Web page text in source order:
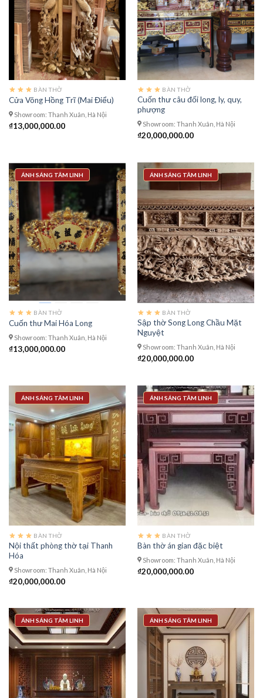
BÀN THỜ
Cửa Võng Hồng Trĩ (Mai Điểu)
Showroom: Thanh Xuân, Hà Nội
₫13,000,000.00
BÀN THỜ
Cuốn thư câu đối long, ly, quy,
phượng
Showroom: Thanh Xuân, Hà Nội
₫20,000,000.00
ÁNH SÁNG TÂM LINH
BÀN THỜ
Cuốn thư Mai Hóa Long
Showroom: Thanh Xuân, Hà Nội
₫13,000,000.00
ÁNH SÁNG TÂM LINH
BÀN THỜ
Sập thờ Song Long Chầu Mặt
Nguyệt
Showroom: Thanh Xuân, Hà Nội
₫20,000,000.00
ÁNH SÁNG TÂM LINH
BÀN THỜ
Nội thất phòng thờ tại Thanh
Hóa
Showroom: Thanh Xuân, Hà Nội
₫20,000,000.00
ÁNH SÁNG TÂM LINH
BÀN THỜ
Bàn thờ án gian đặc biệt
Showroom: Thanh Xuân, Hà Nội
₫20,000,000.00
ÁNH SÁNG TÂM LINH ÁNH SÁNG TÂM LINH